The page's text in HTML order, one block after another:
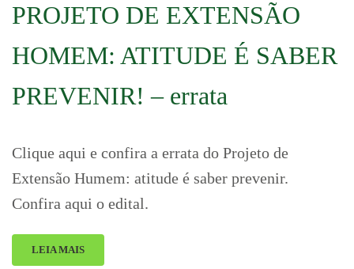
PROJETO DE EXTENSÃO
HOMEM: ATITUDE É SABER
PREVENIR! – errata
Clique aqui e confira a errata do Projeto de
Extensão Humem: atitude é saber prevenir.
Confira aqui o edital.
LEIA MAIS